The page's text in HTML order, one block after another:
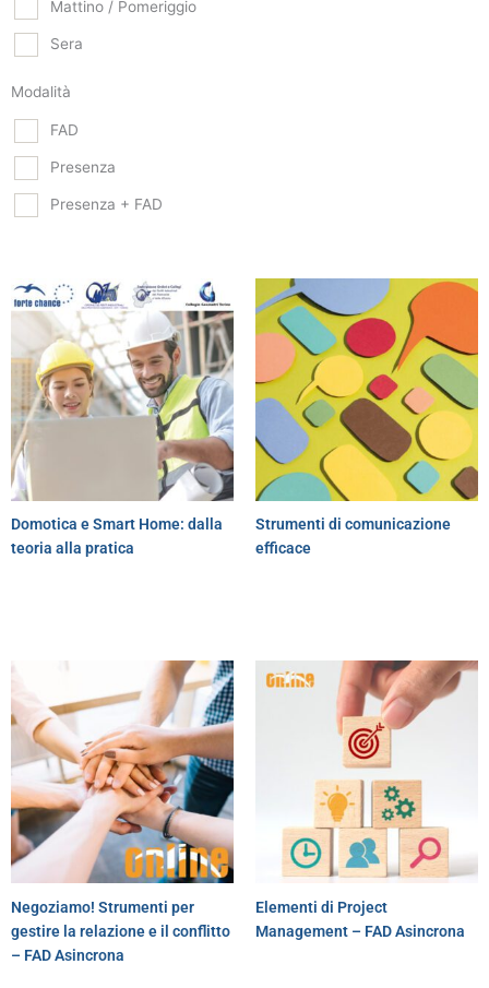
Mattino / Pomeriggio
Sera
Modalità
FAD
Presenza
Presenza + FAD
Domotica e Smart Home: dalla
teoria alla pratica
Strumenti di comunicazione
efficace
Negoziamo! Strumenti per
gestire la relazione e il conflitto
– FAD Asincrona
Elementi di Project
Management – FAD Asincrona